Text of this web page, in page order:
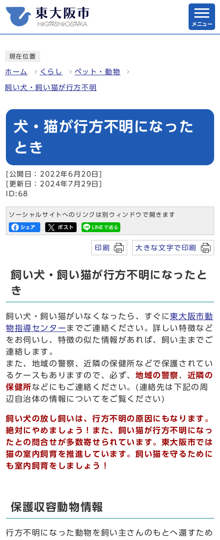
メニュー
現在位置
ホーム くらし ペット・動物
飼い犬・飼い猫が行方不明
犬・猫が行方不明になった
とき
[公開日：2022年6月20日]
[更新日：2024年7月29日]
ID:68
ソーシャルサイトへのリンクは別ウィンドウで開きます
印刷 大きな文字で印刷
飼い犬・飼い猫が行方不明になったと
き
飼い犬・飼い猫がいなくなったら、すぐに東大阪市動
物指導センターまでご連絡ください。詳しい特徴など
をお伺いし、特徴の似た情報があれば、飼い主までご
連絡します。
また、地域の警察、近隣の保健所などで保護されてい
るケースもありますので、必ず、地域の警察、 近隣の
保健所などにもご連絡ください。(連絡先は下記の周
辺自治体の情報についてをご覧ください)
飼い犬の放し飼いは、行方不明の原因にもなります。
絶対にやめましょう！また、飼い猫が行方不明になっ
たとの問合せが多数寄せられています。東大阪市では
猫の室内飼育を推進しています。飼い猫を守るために
も室内飼育をしましょう！
保護収容動物情報
行方不明になった動物を飼い主さんのもとへ還すため